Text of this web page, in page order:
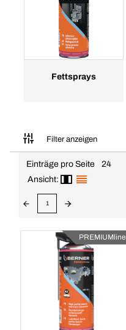
Fettsprays
Filter anzeigen
Einträge pro Seite
24
Ansicht:
1
PREMIUMline